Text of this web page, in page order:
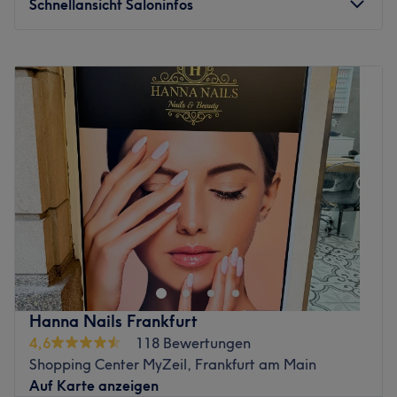
Was uns an dem Salon gefällt:
Atmosphäre: Wohlfühlambiente, elegant, stilvoll.
Expertise: Nagelmodellage.
Extras: Es gibt kostenlose Getränke für KundInnen.
Zurück zur Salonansicht
Schnellansicht Saloninfos
Dienstag
– 20:00
Mittwoch
–
20:00
Donnerstag
14:00–
18:00
Freitag
10:00
18:00
Samstag
10:00
16:00
Sonntag
Geschlossen
Watch out! In Salon Grace x Skøn Aesthetics you can fulfill
your dream of perfect make-up, beautiful lashes and
flawless skin. The salon is located in Frankfurt, Gallus
and is a real insider tip.
Now quickly find your desired date, simply book online
with Treatwell and let the professionals beautify you!
A dream team works at Grace x Skøn Aesthetics in a
beautiful atmosphere that will inspire you with their
Hanna Nails Frankfurt
4,6
118 Bewertungen
Shopping Center MyZeil, Frankfurt am Main
Auf Karte anzeigen